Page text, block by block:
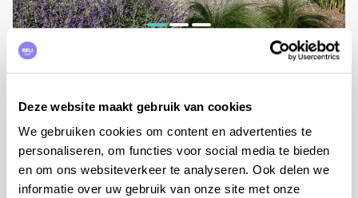
Deze website maakt gebruik van cookies
We gebruiken cookies om content en advertenties te
personaliseren, om functies voor social media te bieden
en om ons websiteverkeer te analyseren. Ook delen we
informatie over uw gebruik van onze site met onze
slaapkamers
Provence, Bouches-du-Rhône, Barbentane
v.a. €1.627 tot €2.090 per week
Bekijken